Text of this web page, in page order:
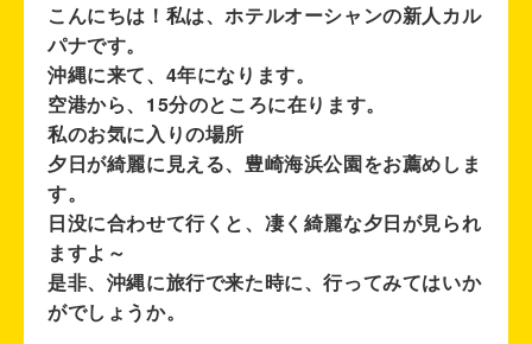
こんにちは！私は、ホテルオーシャンの新人カル
パナです。
沖縄に来て、4年になります。
空港から、15分のところに在ります。
私のお気に入りの場所
夕日が綺麗に見える、豊崎海浜公園をお薦めしま
す。
日没に合わせて行くと、凄く綺麗な夕日が見られ
ますよ～
是非、沖縄に旅行で来た時に、行ってみてはいか
がでしょうか。